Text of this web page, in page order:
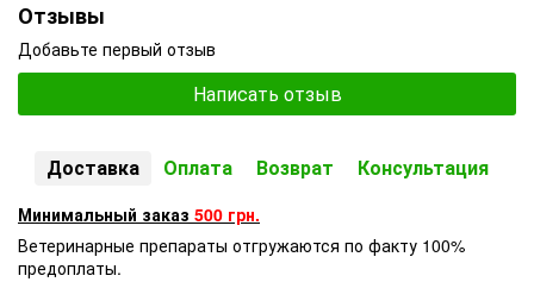
Отзывы
Добавьте первый отзыв
Написать отзыв
Доставка Оплата Возврат Консультация
Минимальный заказ 500 грн.
Ветеринарные препараты отгружаются по факту 100%
предоплаты.